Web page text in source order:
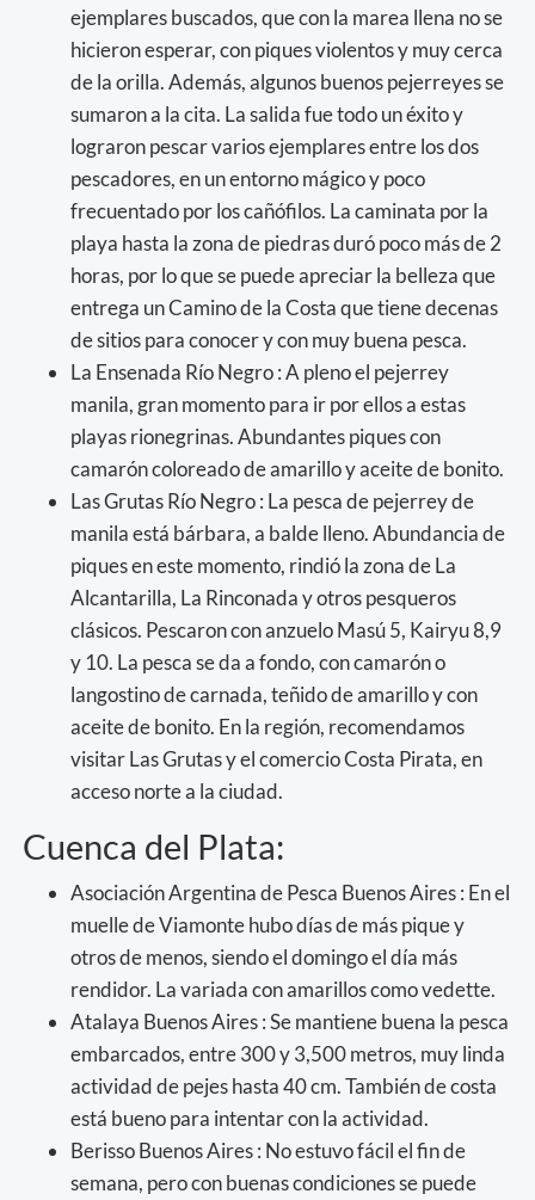
ejemplares buscados, que con la marea llena no se
hicieron esperar, con piques violentos y muy cerca
de la orilla. Además, algunos buenos pejerreyes se
sumaron a la cita. La salida fue todo un éxito y
lograron pescar varios ejemplares entre los dos
pescadores, en un entorno mágico y poco
frecuentado por los cañófilos. La caminata por la
playa hasta la zona de piedras duró poco más de 2
horas, por lo que se puede apreciar la belleza que
entrega un Camino de la Costa que tiene decenas
de sitios para conocer y con muy buena pesca.
La Ensenada Río Negro : A pleno el pejerrey
manila, gran momento para ir por ellos a estas
playas rionegrinas. Abundantes piques con
camarón coloreado de amarillo y aceite de bonito.
Las Grutas Río Negro : La pesca de pejerrey de
manila está bárbara, a balde lleno. Abundancia de
piques en este momento, rindió la zona de La
Alcantarilla, La Rinconada y otros pesqueros
clásicos. Pescaron con anzuelo Masú 5, Kairyu 8,9
y 10. La pesca se da a fondo, con camarón o
langostino de carnada, teñido de amarillo y con
aceite de bonito. En la región, recomendamos
visitar Las Grutas y el comercio Costa Pirata, en
acceso norte a la ciudad.
Cuenca del Plata:
Asociación Argentina de Pesca Buenos Aires : En el
muelle de Viamonte hubo días de más pique y
otros de menos, siendo el domingo el día más
rendidor. La variada con amarillos como vedette.
Atalaya Buenos Aires : Se mantiene buena la pesca
embarcados, entre 300 y 3,500 metros, muy linda
actividad de pejes hasta 40 cm. También de costa
está bueno para intentar con la actividad.
Berisso Buenos Aires : No estuvo fácil el fin de
semana, pero con buenas condiciones se puede